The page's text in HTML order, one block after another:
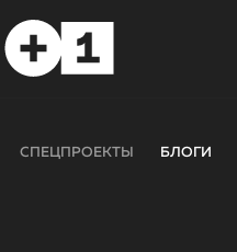
СПЕЦПРОЕКТЫ БЛОГИ